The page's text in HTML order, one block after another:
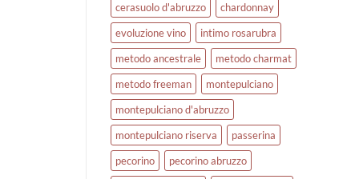
cerasuolo d'abruzzo
chardonnay
evoluzione vino
intimo rosarubra
metodo ancestrale
metodo charmat
metodo freeman
montepulciano
montepulciano d'abruzzo
montepulciano riserva
passerina
pecorino
pecorino abruzzo